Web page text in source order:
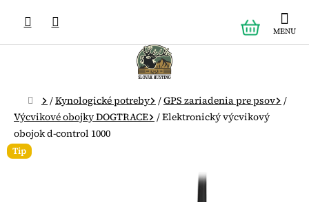
obsah
KOŠÍK
Domov
/Kynologické potreby /GPS zariadenia pre psov /
Výcvikové obojky DOGTRACE /Elektronický výcvikový
obojok d-control 1000
Tip